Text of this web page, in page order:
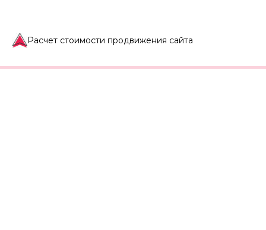
Расчет стоимости продвижения сайта